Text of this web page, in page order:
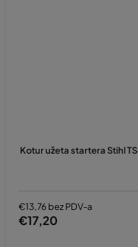
Kotur užeta startera Stihl
€13,76 bez PDV-a
€17,20